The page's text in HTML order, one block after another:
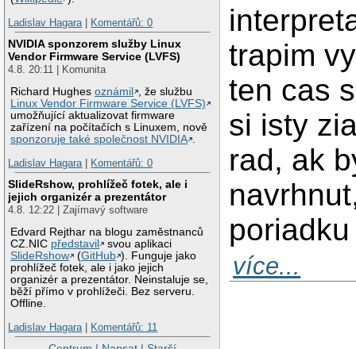
Ladislav Hagara| Komentářů: 0
NVIDIA sponzorem služby Linux
Vendor Firmware Service (LVFS)
4.8. 20:11 | Komunita
Richard Hughesoznámil
, že službu
Linux Vendor Firmware Service (LVFS)
umožňující aktualizovat firmware
zařízení na počítačích s Linuxem, nově
sponzoruje také společnost NVIDIA .
Ladislav Hagara| Komentářů: 0
SlideRshow, prohlížeč fotek, ale i
jejich organizér a prezentátor
4.8. 12:22 | Zajímavý software
Edvard Rejthar na blogu zaměstnanců
CZ.NIC představil
svou aplikaci
SlideRshow
(GitHub ). Funguje jako
prohlížeč fotek, ale i jako jejich
organizér a prezentátor. Neinstaluje se,
běží přímo v prohlížeči. Bez serveru.
Offline.
Ladislav Hagara| Komentářů: 11
trapim
ten cas
si isty
rad, ak
více...